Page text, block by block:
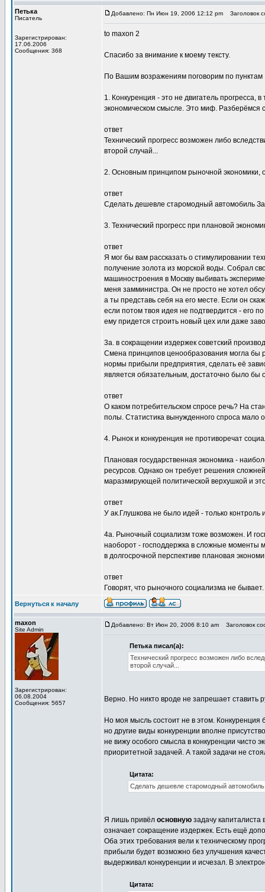
Петька
Писатель
Зарегистрирован:
17.06.2006
Сообщения: 368
Добавлено: Пн Июн 19, 2006 12:12 pm Заголовок
to maxon 2
Спасибо за внимание к моему тексту.
По Вашим возражениям поговорим по пунктам
1. Конкуренция - это не двигатель прогресса,
экономическом смысле. Это миф. Разберёмся
ответ
Технический прогресс возможен либо
второй случай...
2. Основным принципом рыночной экономики,
ответ
Сделать дешевле старомодный автомобиль
3. Технический прогресс при плановой
ответ
Я мог бы вам рассказать о стимулировании
получение золота из морской воды. Собрал
машиностроения в Москву выбивать
меня замминистра. Он не просто не хотел
а ты представь себя на его месте. Если он
если потом твоя идея не подтвердится - его
ему придется строить новый цех или даже
3а. в сокращении издержек советский
Смена принципов ценообразования могла бы
нормы прибыли предприятия, сделать её
является обязательным, достаточно было бы
ответ
О каком потребительском спросе речь? На
полы. Статистика вынужденного спроса мало о
4. Рынок и конкуренция не противоречат
Плановая государственная экономика -
ресурсов. Однако он требует решения
маразмирующей политической верхушкой и
ответ
У ак.Глушкова не было идей - только контроль
4а. Рыночный социализм тоже возможен. И
наоборот - господдержка в сложные моменты
в долгосрочной перспективе плановая
ответ
Говорят, что рыночного социализма не
Вернуться к началу
maxon
Site Admin
Зарегистрирован:
06.08.2004
Сообщения: 5657
Добавлено: Вт Июн 20, 2006 8:10 am Заголовок
Петька писал(а):
Технический прогресс возможен либо
второй случай...
Верно. Но никто вроде не запрешает
Но моя мысль состоит не в этом.
но другие виды конкуренции вполне
не вижу особого смысла в конкуренции чисто
приоритетной задачей. А такой задачи не
Цитата:
Сделать дешевле старомодный
Я лишь привёл основную задачу капиталиста
означает сокращение издержек. Есть ещё
Оба этих требования вели к техническому
прибыли будет возможно без улучшения
выдерживал конкуренции и исчезал. В
Цитата: